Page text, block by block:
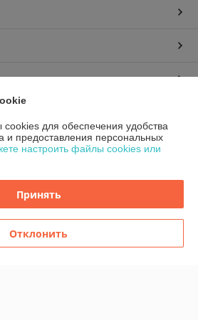
Deal.by
для обеспечения удобства
и предоставления персональных
настроить файлы cookies или
Принять
Отклонить